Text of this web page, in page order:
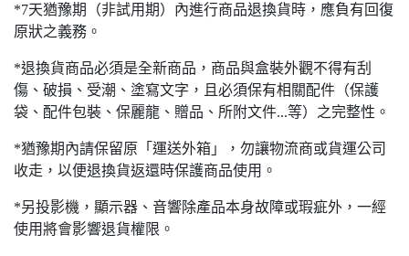
*7天猶豫期（非試用期）內進行商品退換貨時，應負有回復
原狀之義務。
*退換貨商品必須是全新商品，商品與盒裝外觀不得有刮
傷、破損、受潮、塗寫文字，且必須保有相關配件（保護
袋、配件包裝、保麗龍、贈品、所附文件...等）之完整性。
*猶豫期內請保留原「運送外箱」，勿讓物流商或貨運公司
收走，以便退換貨返還時保護商品使用。
*另投影機，顯示器、音響除產品本身故障或瑕疵外，一經
使用將會影響退貨權限。